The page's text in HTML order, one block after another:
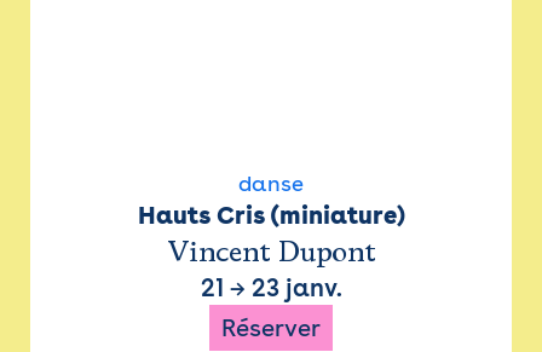
danse
Hauts Cris (miniature)
Vincent Dupont
21 → 23 janv.
Réserver